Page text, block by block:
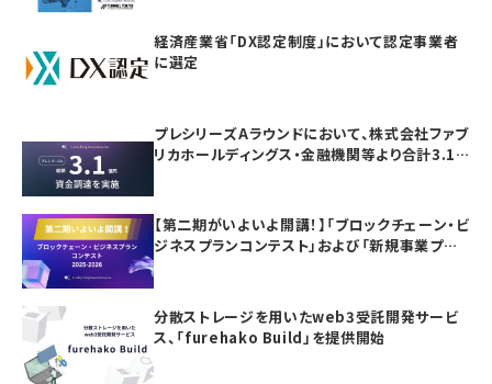
経済産業省「DX認定制度」において認定事業者
に選定
プレシリーズAラウンドにおいて、株式会社ファブ
リカホールディングス・金融機関等より合計3.1
【第二期がいよいよ開講！】「ブロックチェーン・ビ
ジネスプランコンテスト」および「新規事業プラ
分散ストレージを用いたweb3受託開発サービ
ス、「furehako Build」を提供開始